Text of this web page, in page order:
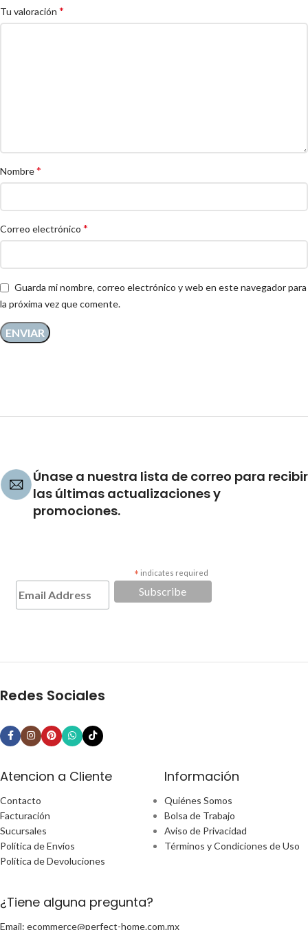
Tu valoración *
Nombre*
Correo electrónico *
Guarda mi nombre, correo electrónico y web en este navegador para
la próxima vez que comente.
Únase a nuestra lista de correo para recibir
las últimas actualizaciones y
promociones.
* indicates required
Redes Sociales
Atencion a Cliente
Contacto
Facturación
Sucursales
Política de Envíos
Política de Devoluciones
Información
Quiénes Somos
Bolsa de Trabajo
Aviso de Privacidad
Términos y Condiciones de Uso
¿Tiene alguna pregunta?
Email: ecommerce@perfect-home.com.mx